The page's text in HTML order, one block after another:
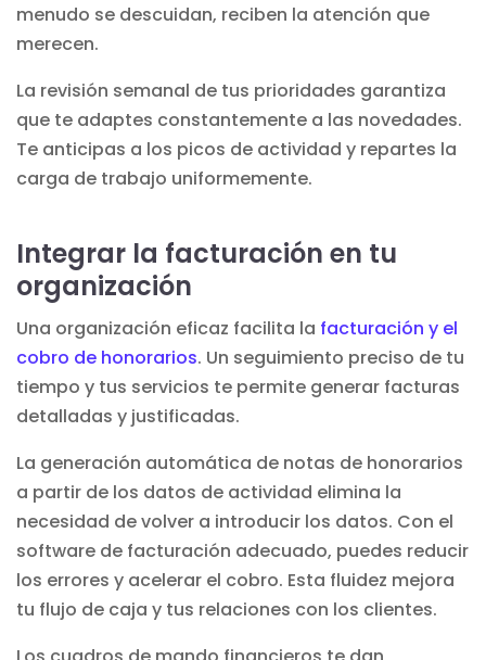
menudo se descuidan, reciben la atención que
merecen.
La revisión semanal de tus prioridades garantiza
que te adaptes constantemente a las novedades.
Te anticipas a los picos de actividad y repartes la
carga de trabajo uniformemente.
Integrar la facturación en tu
organización
Una organización eficaz facilita la facturación y el
cobro de honorarios. Un seguimiento preciso de tu
tiempo y tus servicios te permite generar facturas
detalladas y justificadas.
La generación automática de notas de honorarios
a partir de los datos de actividad elimina la
necesidad de volver a introducir los datos. Con el
software de facturación adecuado, puedes reducir
los errores y acelerar el cobro. Esta fluidez mejora
tu flujo de caja y tus relaciones con los clientes.